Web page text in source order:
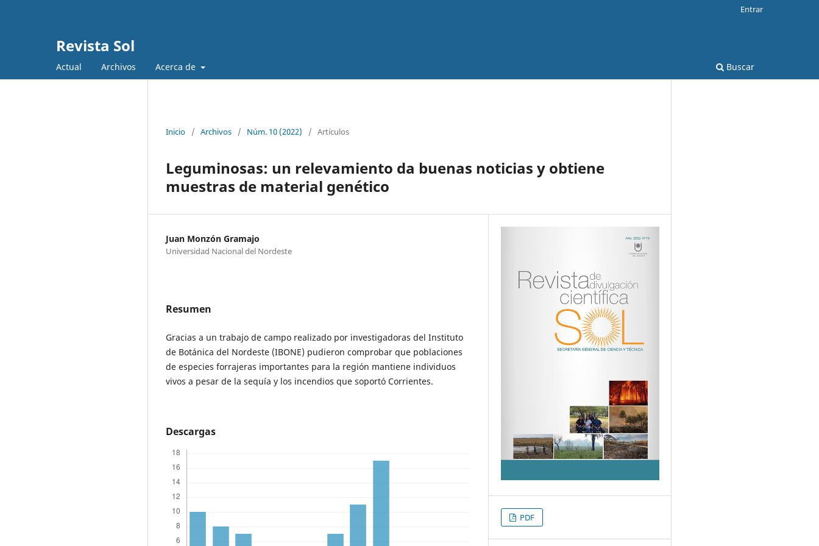
Revista Sol
Actual Archivos Acerca de Buscar
Entrar
Inicio / Archivos / Núm. 10 (2022) / Artículos
Leguminosas: un relevamiento da buenas noticias y obtiene
muestras de material genético
Juan Monzón Gramajo
Universidad Nacional del Nordeste
Resumen
Gracias a un trabajo de campo realizado por investigadoras del Instituto
de Botánica del Nordeste (IBONE) pudieron comprobar que poblaciones
de especies forrajeras importantes para la región mantiene individuos
vivos a pesar de la sequía y los incendios que soportó Corrientes.
Descargas
PDF